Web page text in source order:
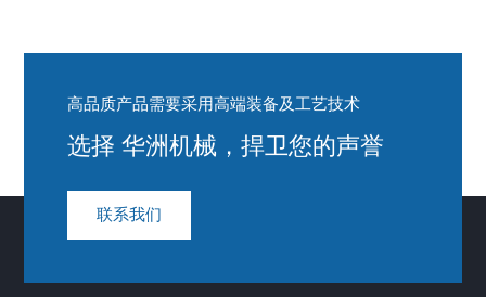
高品质产品需要采用高端装备及工艺技术
选择 华洲机械，捍卫您的声誉
联系我们